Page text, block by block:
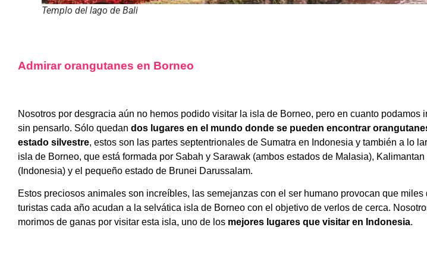
Templo del lago de Bali
Admirar orangutanes en Borneo
Nosotros por desgracia aún no hemos podido visitar la isla de Borneo, pero en cuanto podamos
sin pensarlo. Sólo quedan dos lugares en el mundo donde se pueden encontrar
estado silvestre, estos son las partes septentrionales de Sumatra en Indonesia y también a lo
isla de Borneo, que está formada por Sabah y Sarawak (ambos estados de Malasia), Kalimantan
(Indonesia) y el pequeño estado de Brunei Darussalam.
Estos preciosos animales son increíbles, las semejanzas con el ser humano provocan que miles
turistas cada año acudan a la selvática isla de Borneo con el objetivo de verlos de cerca.
morimos de ganas por visitar esta isla, uno de los mejores lugares que visitar en Indonesia.